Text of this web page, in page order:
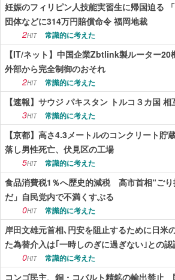
妊娠のフィリピン人技能実習生に帰国迫る
団体などに314万円賠償命令 福岡地裁
2HIT 常識的に考えた
【IT/ネット】中国企業Zbtlink製ルーター20
外部から完全制御のおそれ
2HIT 常識的に考えた
【速報】サウジ パキスタン トルコ３カ国
3HIT 常識的に考えた
【京都】高さ4.3メートルのコンクリート貯
落し男性死亡、伏見区の工場
5HIT 常識的に考えた
食品消費税1％へ歴史的減税 高市首相“ごり
だ」自民党内で不満くすぶる
0HIT 常識的に考えた
岸田文雄元首相､円安を阻止するために日米
た為替介入は｢一時しのぎに過ぎない｣との
0HIT 常識的に考えた
コンゴ民主、銅・コバルト精鉱の輸出禁止